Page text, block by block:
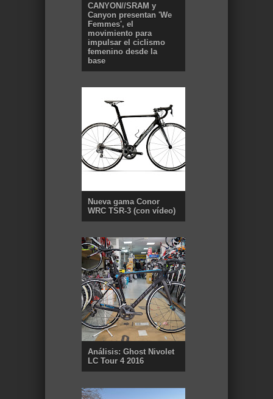
CANYON//SRAM y
Canyon presentan 'We
Femmes', el
movimiento para
impulsar el ciclismo
femenino desde la
base
Nueva gama Conor
WRC TSR-3 (con vídeo)
Análisis: Ghost Nivolet
LC Tour 4 2016